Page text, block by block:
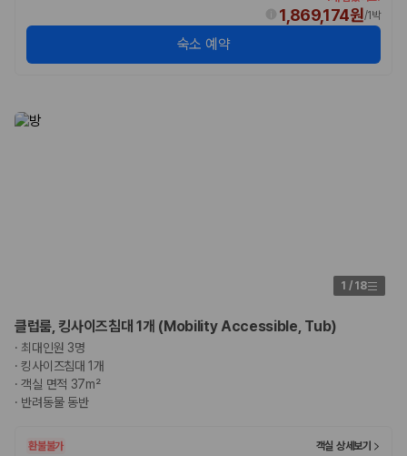
1,869,174원/1박
숙소 예약
1 / 18
클럽룸, 킹사이즈침대 1개 (Mobility Accessible, Tub)
· 최대인원 3명
·킹사이즈침대 1개
·객실 면적 37m²
· 반려동물 동반
환불불가
객실 상세보기